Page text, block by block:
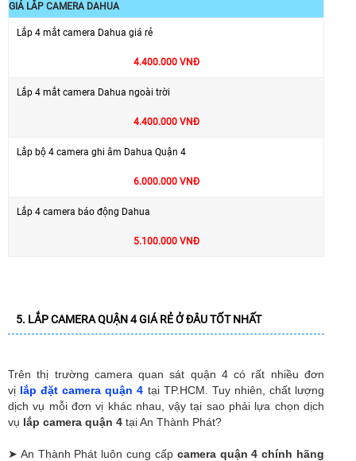
GIÁ LẮP CAMERA DAHUA
Lắp 4 mắt camera Dahua giá rẻ
4.400.000 VNĐ
Lắp 4 mắt camera Dahua ngoài trời
4.400.000 VNĐ
Lắp bộ 4 camera ghi âm Dahua Quận 4
6.000.000 VNĐ
Lắp 4 camera báo động Dahua
5.100.000 VNĐ
5. LẮP CAMERA QUẬN 4 GIÁ RẺ Ở ĐÂU TỐT NHẤT
Trên thị trường camera quan sát quận 4 có rất nhiều đơn
vị lắp đặt camera quận 4 tại TP.HCM. Tuy nhiên, chất lượng
dịch vụ mỗi đơn vị khác nhau, vậy tại sao phải lựa chọn dịch
vụ lắp camera quận 4 tại An Thành Phát?
➤ An Thành Phát luôn cung cấp camera quận 4 chính hãng